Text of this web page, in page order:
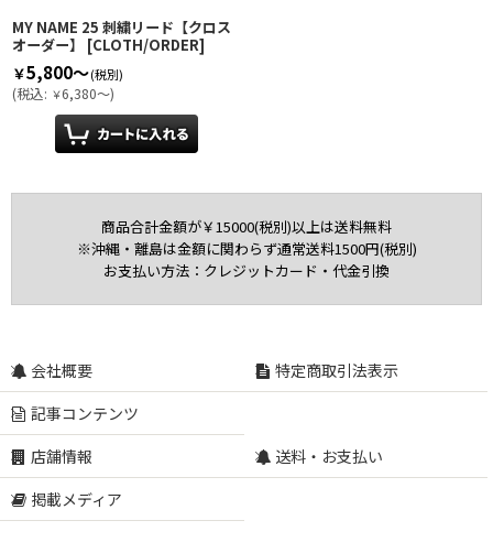
MY NAME 25 刺繍リード【クロス
オーダー】
[CLOTH/ORDER]
￥5,800～(税別)
(税込: ￥6,380～)
商品合計金額が￥15000(税別)以上は送料無料
※沖縄・離島は金額に関わらず通常送料1500円(税別)
お支払い方法：クレジットカード・代金引換
会社概要
特定商取引法表示
記事コンテンツ
店舗情報
送料・お支払い
掲載メディア